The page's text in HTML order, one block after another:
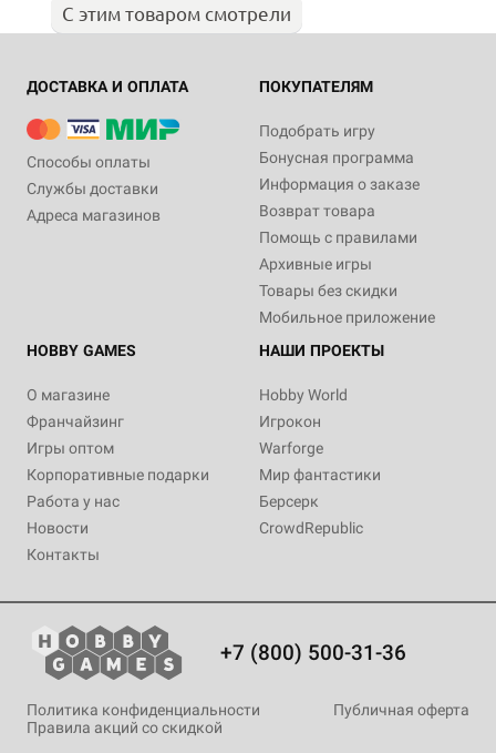
С этим товаром смотрели
ДОСТАВКА И ОПЛАТА
Способы оплаты
Службы доставки
Адреса магазинов
ПОКУПАТЕЛЯМ
Подобрать игру
Бонусная программа
Информация о заказе
Возврат товара
Помощь с правилами
Архивные игры
Товары без скидки
Мобильное приложение
HOBBY GAMES
О магазине
Франчайзинг
Игры оптом
Корпоративные подарки
Работа у нас
Новости
Контакты
НАШИ ПРОЕКТЫ
Hobby World
Игрокон
Warforge
Мир фантастики
Берсерк
CrowdRepublic
+7 (800) 500-31-36
Политика конфиденциальности
Публичная оферта
Правила акций со скидкой